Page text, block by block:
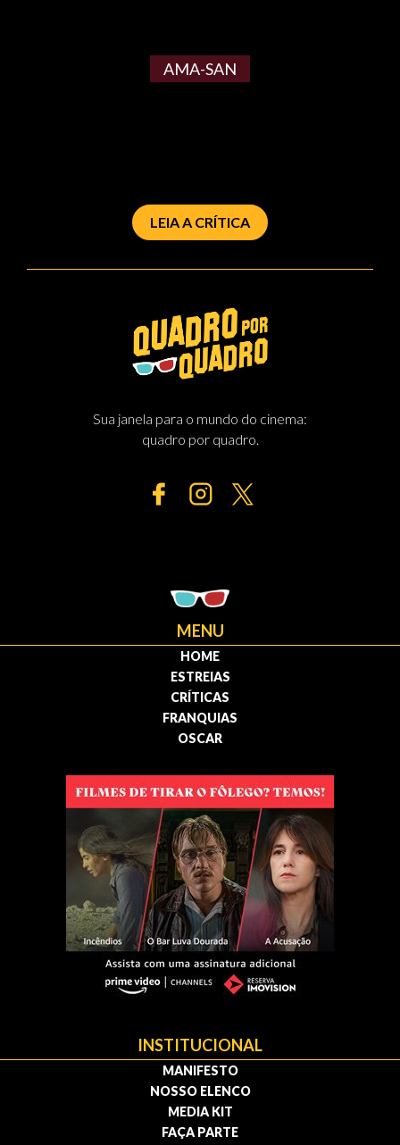
AMA-SAN
LEIA A CRÍTICA
Sua janela para o mundo do cinema:
quadro por quadro.
MENU
HOME
ESTREIAS
CRÍTICAS
FRANQUIAS
OSCAR
INSTITUCIONAL
MANIFESTO
NOSSO ELENCO
MEDIA KIT
FAÇA PARTE